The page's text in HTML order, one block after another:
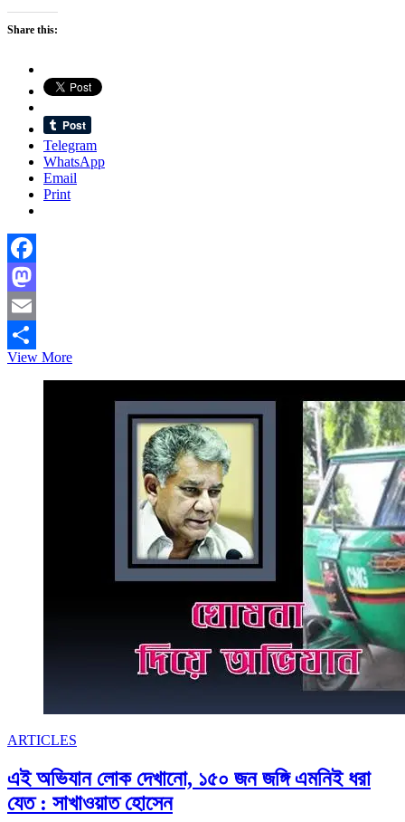
Share this:
Telegram
WhatsApp
Email
Print
Facebook
Mastodon
Email
Share
View Moreবদরুল
ARTICLES
এই অভিযান লোক দেখানো, ১৫০ জন জঙ্গি এমনিই ধরা
যেত : সাখাওয়াত হোসেন